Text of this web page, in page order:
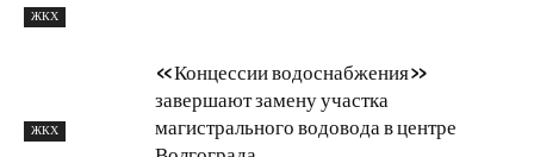
ЖКХ
ЖКХ
«Концессии водоснабжения»
завершают замену участка
магистрального водовода в центре